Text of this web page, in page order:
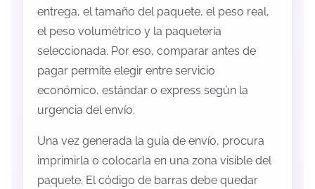
entrega, el tamaño del paquete, el peso real,
el peso volumétrico y la paquetería
seleccionada. Por eso, comparar antes de
pagar permite elegir entre servicio
económico, estándar o express según la
urgencia del envío.
Una vez generada la guía de envío, procura
imprimirla o colocarla en una zona visible del
paquete. El código de barras debe quedar